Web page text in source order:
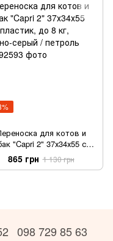
для котов и
"Capri 2" 37х34х55 см,
пластик, до 8 кг, темно-
серый / петроль
865 грн 1 130 грн
098 729 85 63